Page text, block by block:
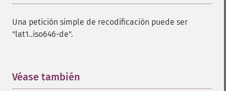
Una petición simple de recodificación puede ser
"lat1..iso646-de".
Véase también